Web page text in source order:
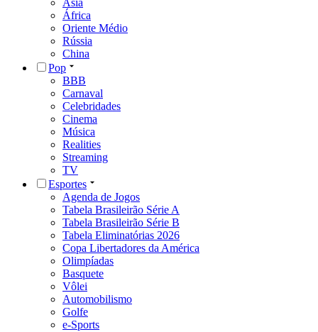
Ásia
África
Oriente Médio
Rússia
China
Pop
BBB
Carnaval
Celebridades
Cinema
Música
Realities
Streaming
TV
Esportes
Agenda de Jogos
Tabela Brasileirão Série A
Tabela Brasileirão Série B
Tabela Eliminatórias 2026
Copa Libertadores da América
Olimpíadas
Basquete
Vôlei
Automobilismo
Golfe
e-Sports